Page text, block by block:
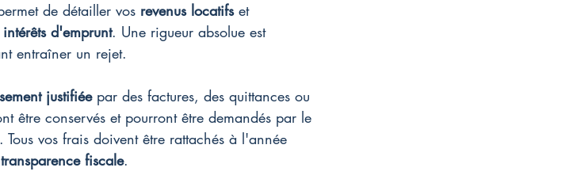
de détailler vos revenus locatifs et
intérêts d'emprunt. Une rigueur absolue est
entraîner un rejet.
justifiée par des factures, des quittances ou
être conservés et pourront être demandés par le
vos frais doivent être rattachés à l'année
transparence fiscale.